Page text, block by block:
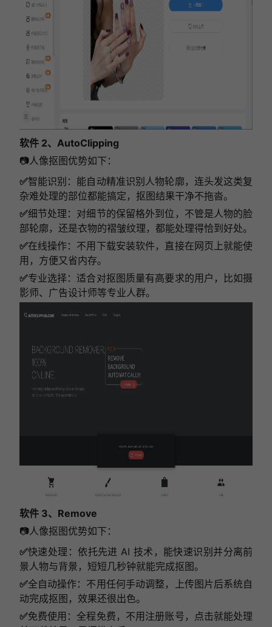
软件 2、AutoClipping
📷人像抠图优势如下：
✅智能识别：能自动精准识别人物轮廓，连头发这类复
杂难处理的部位都能搞定，抠图结果干净不拖沓。
✅细节处理：对细节的保留格外到位，不管是人物的脸
部轮廓，还是衣物的褶皱纹理，都能处理得恰到好处。
✅在线操作：不用下载安装软件，直接在网页上就能使
用，方便又省内存。
✅专业选择：适合对抠图质量有高要求的用户，比如摄
影师、广告设计师等专业人群。
软件 3、Remove
📷人像抠图优势如下：
✅快速处理：依托先进 AI 技术，能快速识别并分离前
景人物与背景，短短几秒钟就能完成抠图。
✅全自动操作：不用任何手动调整，上传图片后系统自
动完成抠图，效果还很出色。
✅免费使用：全程免费，不用注册账号，点击就能处理